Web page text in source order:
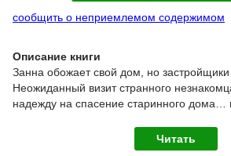
сообщить о неприемлемом содержимом
Описание книги
Занна обожает свой дом, но застройщики
Неожиданный визит странного
надежду на спасение старинного дома…
Читать